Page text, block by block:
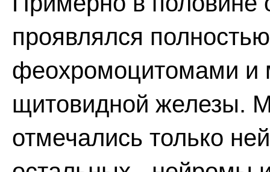
проявлялся
феохромоцитомами и
щитовидной железы.
отмечались только